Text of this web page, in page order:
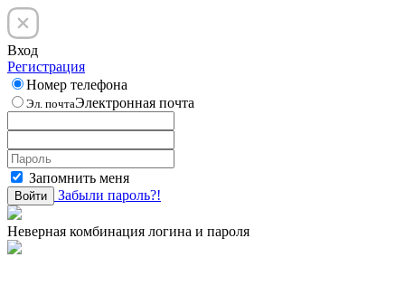
Вход
Регистрация
Номер телефона
Эл. почтаЭлектронная почта
Запомнить меня
Войти Забыли пароль?!
Неверная комбинация логина и пароля